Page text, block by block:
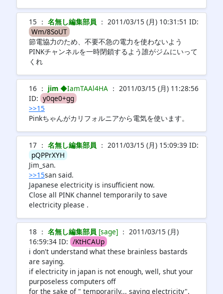
15 ： 名無し編集部員 ： 2011/03/15 (月) 10:31:51 ID:
Wm/8SoUT
節電協力のため、不要不急の電力を使わないよう
PINKチャンネルを一時閉鎖するよう誰がジムにいって
くれ
16 ： jim ◆IamTAAl4HA ： 2011/03/15 (月) 11:28:56
ID: y0qe0+gg
>>15
Pinkちゃんがカリフォルニアから電気を使います。
17 ： 名無し編集部員 ： 2011/03/15 (月) 15:09:39 ID:
pQPPrXYH
Jim_san.
>>15san said.
Japanese electricity is insufficient now.
Close all PINK channel temporarily to save
electricity please .
18 ： 名無し編集部員 [sage] ： 2011/03/15 (月)
16:59:34 ID: /KtHCAUp
i don't understand what these brainless bastards
are saying.
if electricity in japan is not enough, well, shut your
purposeless computers off
for the sake of " temporarily... saving electricity".